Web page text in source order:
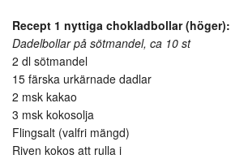
Recept 1 nyttiga chokladbollar (höger):
Dadelbollar på sötmandel, ca 10 st
2 dl sötmandel
15 färska urkärnade dadlar
2 msk kakao
3 msk kokosolja
Flingsalt (valfri mängd)
Riven kokos att rulla i